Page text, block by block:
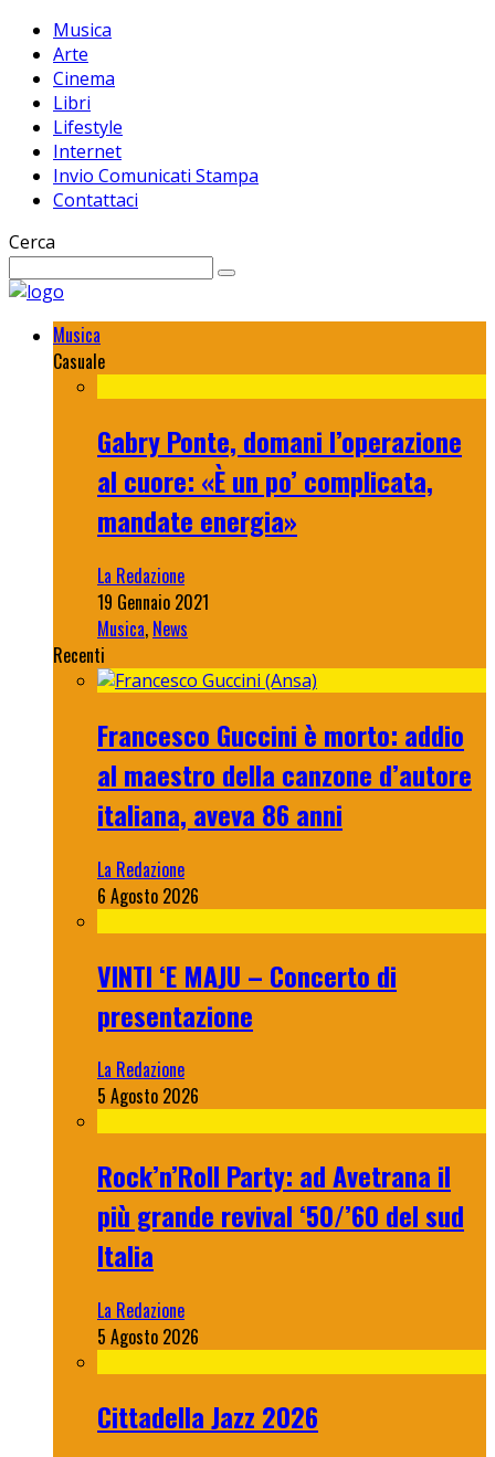
Musica
Arte
Cinema
Libri
Lifestyle
Internet
Invio Comunicati Stampa
Contattaci
Cerca
Musica
Casuale
Gabry Ponte, domani l’operazione
al cuore: «È un po’ complicata,
mandate energia»
La Redazione
19 Gennaio 2021
Musica, News
Recenti
Francesco Guccini è morto: addio
al maestro della canzone d’autore
italiana, aveva 86 anni
La Redazione
6 Agosto 2026
VINTI ‘E MAJU – Concerto di
presentazione
La Redazione
5 Agosto 2026
Rock’n’Roll Party: ad Avetrana il
più grande revival ‘50/’60 del sud
Italia
La Redazione
5 Agosto 2026
Cittadella Jazz 2026